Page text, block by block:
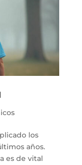
los
años.
es de vital